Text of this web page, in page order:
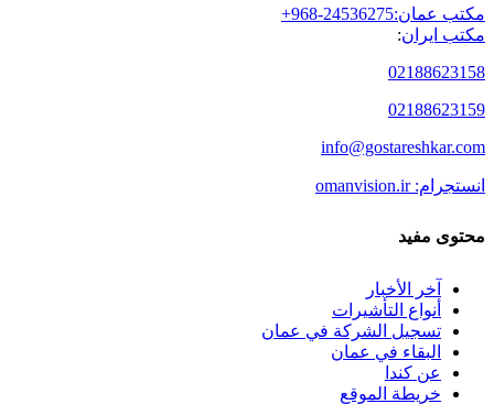
مكتب عمان:+968-24536275
مكتب ایران:
02188623158
02188623159
info@gostareshkar.com
انستجرام: omanvision.ir
محتوى مفيد
آخر الأخبار
أنواع التأشيرات
تسجيل الشركة في عمان
البقاء في عمان
عن كندا
خريطة الموقع